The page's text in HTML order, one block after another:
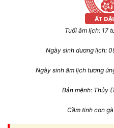
Tuổi âm lịch: 17
Ngày sinh dương lịch:
Ngày sinh âm lịch tương
Bản mệnh: Thủy
Cầm tinh con